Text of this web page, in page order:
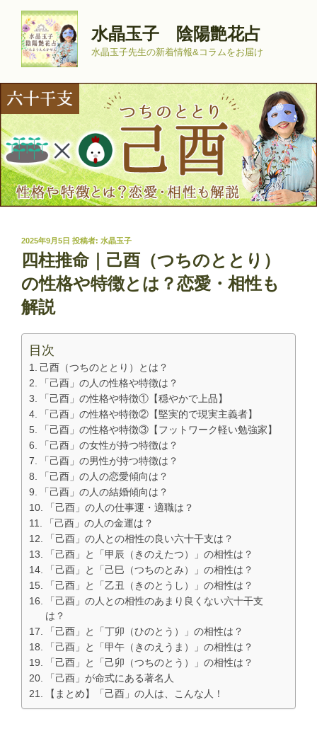
へ
ス
キ
ッ
プ
水晶玉子 陰陽艶花占
水晶玉子先生の新着情報&コラムをお届け
投
稿
日:
2025年9月5日 投稿者: 水晶玉子
四柱推命｜己酉（つちのととり）
の性格や特徴とは？恋愛・相性も
解説
目次
己酉（つちのととり）とは？
「己酉」の人の性格や特徴は？
「己酉」の性格や特徴①【穏やかで上品】
「己酉」の性格や特徴②【堅実的で現実主義者】
「己酉」の性格や特徴③【フットワーク軽い勉強家】
「己酉」の女性が持つ特徴は？
「己酉」の男性が持つ特徴は？
「己酉」の人の恋愛傾向は？
「己酉」の人の結婚傾向は？
「己酉」の人の仕事運・適職は？
「己酉」の人の金運は？
「己酉」の人との相性の良い六十干支は？
「己酉」と「甲辰（きのえたつ）」の相性は？
「己酉」と「己巳（つちのとみ）」の相性は？
「己酉」と「乙丑（きのとうし）」の相性は？
「己酉」の人との相性のあまり良くない六十干支
は？
「己酉」と「丁卯（ひのとう）」の相性は？
「己酉」と「甲午（きのえうま）」の相性は？
「己酉」と「己卯（つちのとう）」の相性は？
「己酉」が命式にある著名人
【まとめ】「己酉」の人は、こんな人！